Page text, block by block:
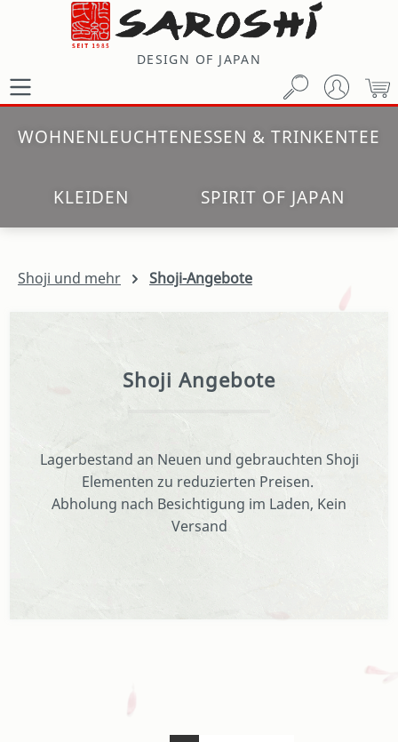
Zum Hauptinhalt springen
DESIGN OF JAPAN
WOHNENLEUCHTENESSEN & TRINKENTEE
KLEIDEN SPIRIT OF JAPAN
Shoji und mehr Shoji-Angebote
Shoji Angebote
Lagerbestand an Neuen und gebrauchten Shoji
Elementen zu reduzierten Preisen.
Abholung nach Besichtigung im Laden, Kein
Versand